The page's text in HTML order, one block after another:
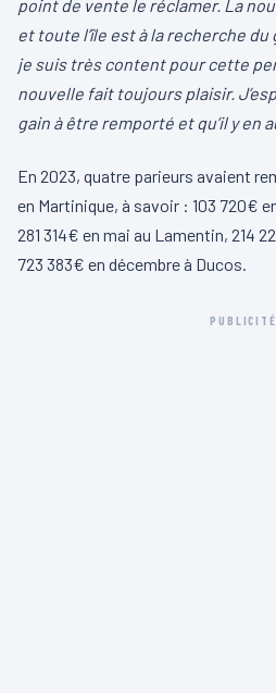
point de vente le réclamer. La
et toute l’île est à la recherche du
je suis très content pour cette
nouvelle fait toujours plaisir.
gain à être remporté et qu’il y en
En 2023, quatre parieurs avaient
en Martinique, à savoir : 103 720€
281 314€ en mai au Lamentin, 214
723 383€ en décembre à Ducos.
PUBLICITÉ